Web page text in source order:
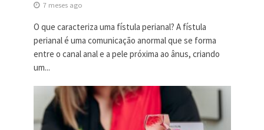
7 meses ago
O que caracteriza uma fístula perianal? A fístula
perianal é uma comunicação anormal que se forma
entre o canal anal e a pele próxima ao ânus, criando
um...